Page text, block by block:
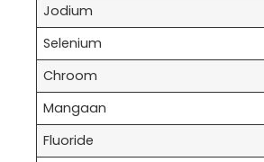
Jodium
Selenium
Chroom
Mangaan
Fluoride